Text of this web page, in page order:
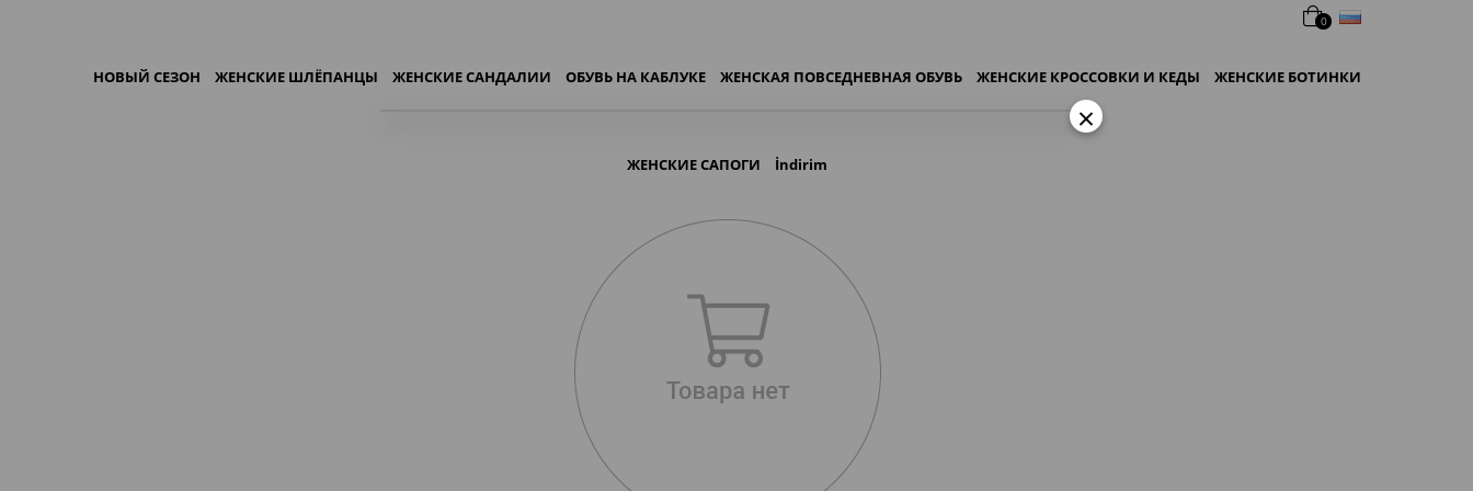
0
НОВЫЙ СЕЗОН ЖЕНСКИЕ ШЛЁПАНЦЫ ЖЕНСКИЕ САНДАЛИИ ОБУВЬ НА КАБЛУКЕ ЖЕНСКАЯ ПОВСЕДНЕВНАЯ ОБУВЬ ЖЕНСКИЕ КРОССОВКИ И КЕДЫ ЖЕНСКИЕ БОТИНКИ
ЖЕНСКИЕ САПОГИ İndirim
×